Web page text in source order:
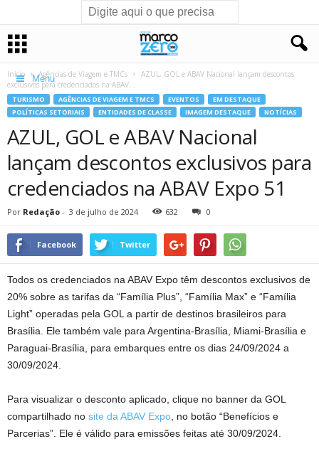
Menu
Início Agências de Viagem e TMCs
AZUL, GOL e ABAV Nacional lançam descontos
exclusivos para credenciados na ABAV...
TURISMO AGÊNCIAS DE VIAGEM E TMCS EVENTOS
EM DESTAQUE
POLÍTICAS SETORIAIS
ENTIDADES DE CLASSE IMAGEM DESTAQUE NOTÍCIAS
AZUL, GOL e ABAV Nacional
lançam descontos exclusivos para
credenciados na ABAV Expo 51
Por Redação - 3 de julho de 2024 632 0
Facebook Twitter
Todos os credenciados na ABAV Expo têm descontos exclusivos de
20% sobre as tarifas da “Família Plus”, “Família Max” e “Família
Light” operadas pela GOL a partir de destinos brasileiros para
Brasília. Ele também vale para Argentina-Brasília, Miami-Brasília e
Paraguai-Brasília, para embarques entre os dias 24/09/2024 a
30/09/2024.
Para visualizar o desconto aplicado, clique no banner da GOL
compartilhado no site da ABAV Expo , no botão “Benefícios e
Parcerias”. Ele é válido para emissões feitas até 30/09/2024.